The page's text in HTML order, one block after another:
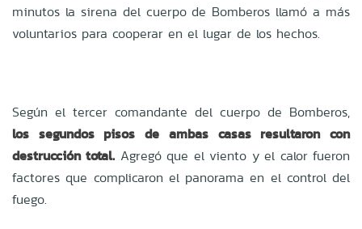
minutos la sirena del cuerpo de Bomberos llamó a más
voluntarios para cooperar en el lugar de los hechos.
Según el tercer comandante del cuerpo de Bomberos,
los segundos pisos de ambas casas resultaron con
destrucción total. Agregó que el viento y el calor fueron
factores que complicaron el panorama en el control del
fuego.